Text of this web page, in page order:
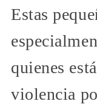
Estas
quienes
violencia